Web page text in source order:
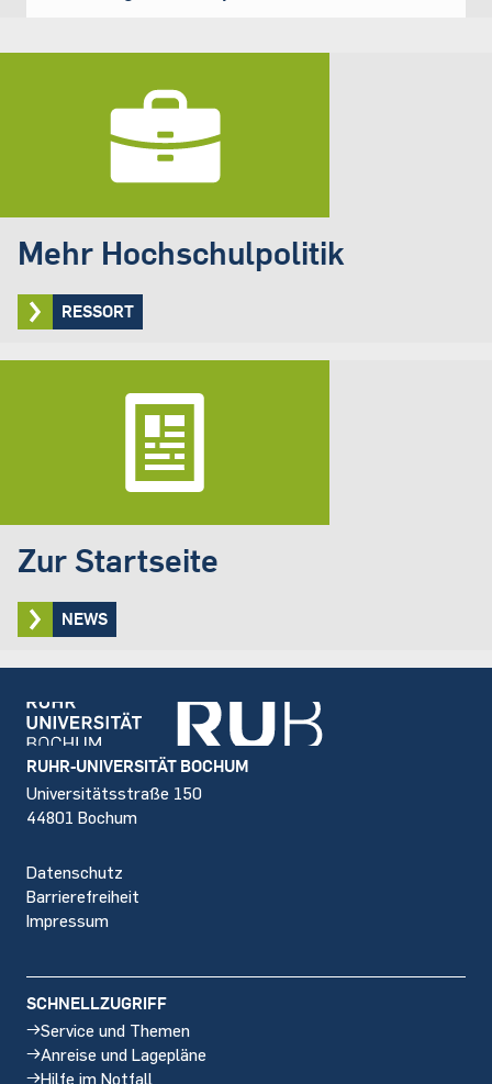
Mehr Hochschulpolitik
RESSORT
Zur Startseite
NEWS
Footer
RUHR-UNIVERSITÄT BOCHUM
Universitätsstraße 150
44801 Bochum
Datenschutz
Barrierefreiheit
Impressum
SCHNELLZUGRIFF
Service und Themen
Anreise und Lagepläne
Hilfe im Notfall